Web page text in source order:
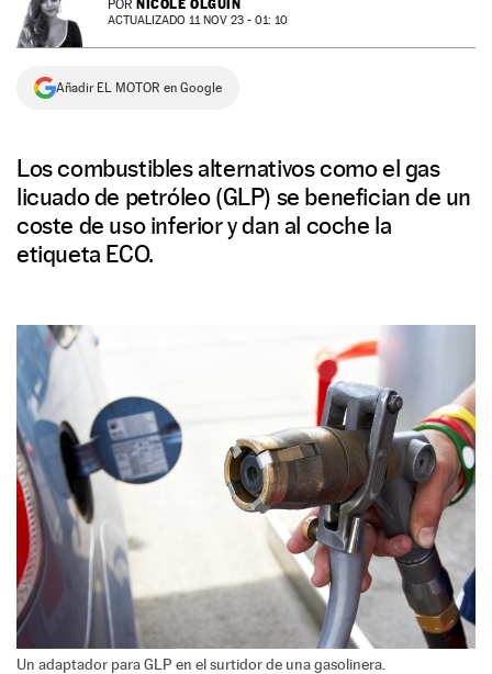
NEWSLETTER
SÍGUENOS
POR NICOLE OLGUÍN
ACTUALIZADO 11 NOV 23 - 01: 10
Añadir EL MOTOR en Google
Los combustibles alternativos como el gas
licuado de petróleo (GLP) se benefician de un
coste de uso inferior y dan al coche la
etiqueta ECO.
Un adaptador para GLP en el surtidor de una gasolinera.